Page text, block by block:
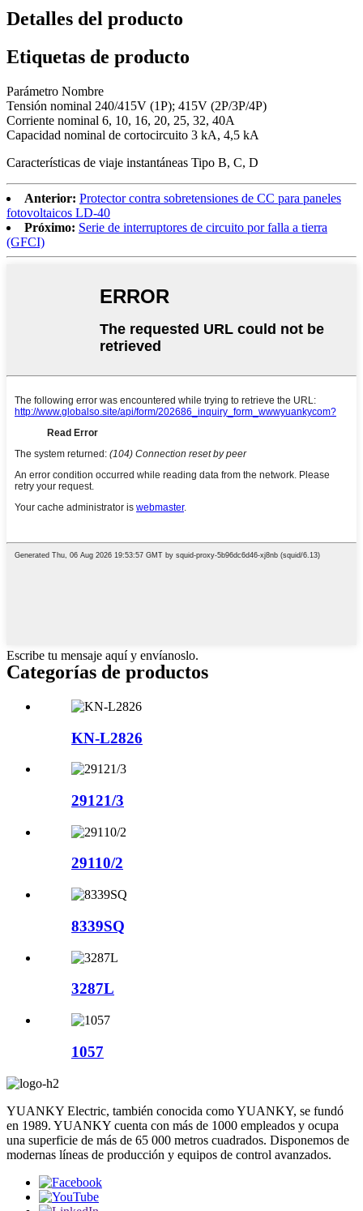
Detalles del producto
Etiquetas de producto
Parámetro Nombre
Tensión nominal 240/415V (1P); 415V (2P/3P/4P)
Corriente nominal 6, 10, 16, 20, 25, 32, 40A
Capacidad nominal de cortocircuito 3 kA, 4,5 kA
Características de viaje instantáneas Tipo B, C, D
Anterior: Protector contra sobretensiones de CC para paneles
fotovoltaicos LD-40
Próximo: Serie de interruptores de circuito por falla a tierra
(GFCI)
Escribe tu mensaje aquí y envíanoslo.
Categorías de productos
KN-L2826
29121/3
29110/2
8339SQ
3287L
1057
YUANKY Electric, también conocida como YUANKY, se fundó
en 1989. YUANKY cuenta con más de 1000 empleados y ocupa
una superficie de más de 65 000 metros cuadrados. Disponemos de
modernas líneas de producción y equipos de control avanzados.